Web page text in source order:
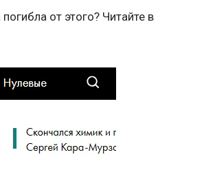
от этого? Читайте в